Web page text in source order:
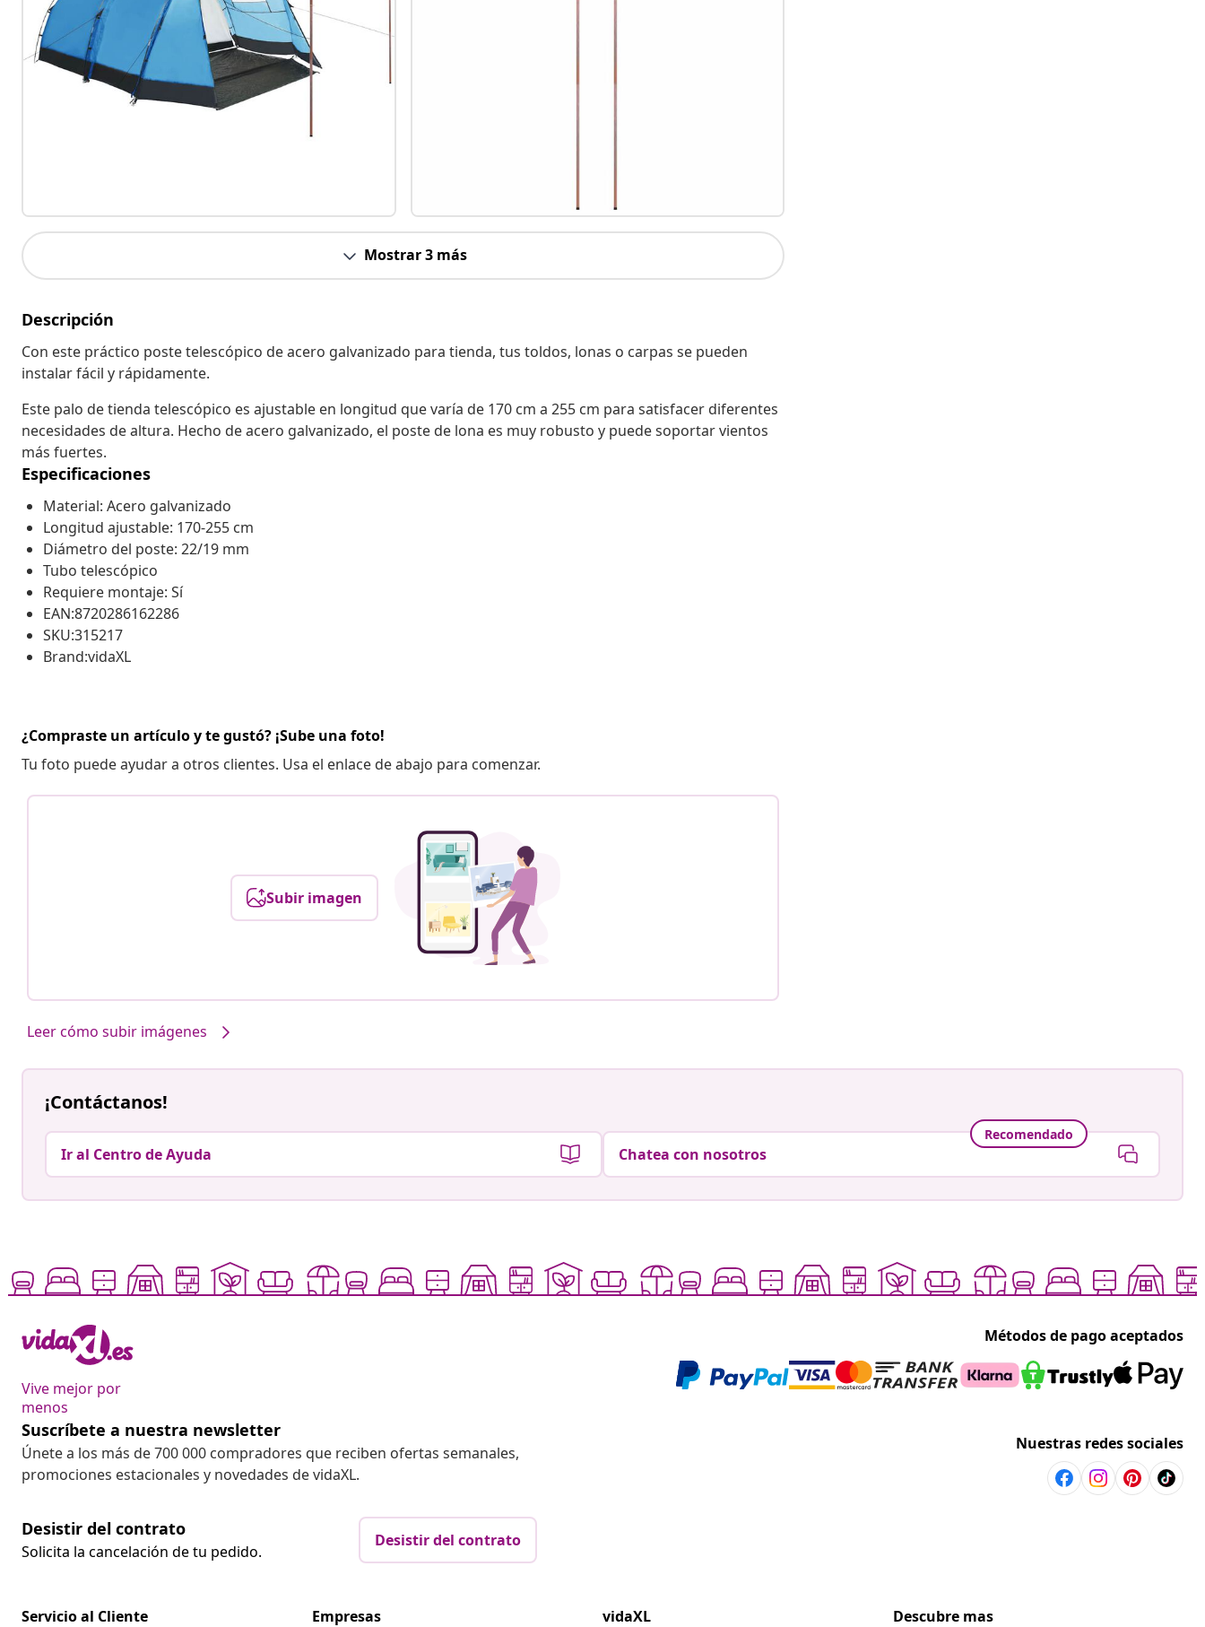
Mostrar 3 más
Descripción
Con este práctico poste telescópico de acero galvanizado para tienda, tus toldos, lonas o carpas se pueden
instalar fácil y rápidamente.
Este palo de tienda telescópico es ajustable en longitud que varía de 170 cm a 255 cm para satisfacer diferentes
necesidades de altura. Hecho de acero galvanizado, el poste de lona es muy robusto y puede soportar vientos
más fuertes.
Especificaciones
Material: Acero galvanizado
Longitud ajustable: 170-255 cm
Diámetro del poste: 22/19 mm
Tubo telescópico
Requiere montaje: Sí
EAN:8720286162286
SKU:315217
Brand:vidaXL
¿Compraste un artículo y te gustó? ¡Sube una foto!
Tu foto puede ayudar a otros clientes. Usa el enlace de abajo para comenzar.
Subir imagen
Leer cómo subir imágenes
¡Contáctanos!
Ir al Centro de Ayuda
Recomendado
Chatea con nosotros
Vive mejor por
menos
Métodos de pago aceptados
Suscríbete a nuestra newsletter
Únete a los más de 700 000 compradores que reciben ofertas semanales,
promociones estacionales y novedades de vidaXL.
Nuestras redes sociales
Desistir del contrato
Solicita la cancelación de tu pedido.
Desistir del contrato
Servicio al Cliente Empresas vidaXL Descubre mas